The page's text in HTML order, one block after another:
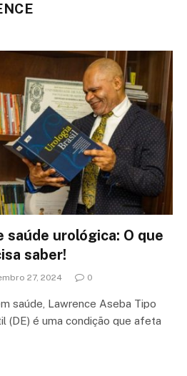
urológica: O que
saber!
27, 2024 0
saúde, Lawrence Aseba Tipo
(DE) é uma condição que afeta